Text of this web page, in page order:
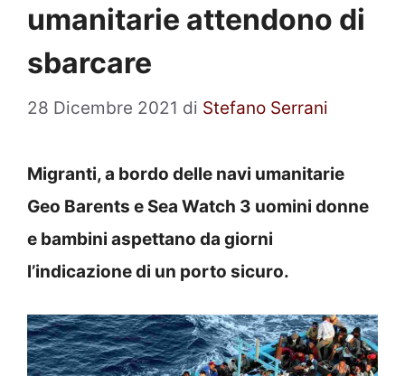
umanitarie attendono di
sbarcare
28 Dicembre 2021 di Stefano Serrani
Migranti, a bordo delle navi umanitarie
Geo Barents e Sea Watch 3 uomini donne
e bambini aspettano da giorni
l’indicazione di un porto sicuro.